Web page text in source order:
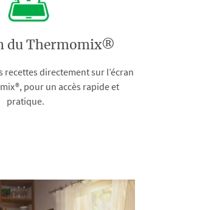
du Thermomix®
recettes directement sur l’écran
pour un accès rapide et
pratique.